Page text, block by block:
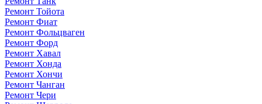
Ремонт Тойота
Ремонт Фиат
Ремонт Фольцваген
Ремонт Форд
Ремонт Хавал
Ремонт Хонда
Ремонт Хончи
Ремонт Чанган
Ремонт Чери